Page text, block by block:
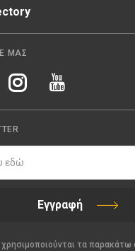
ΜΑΣ
Εγγραφή
τα παρακάτω